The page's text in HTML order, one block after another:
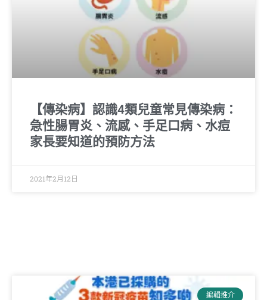
【傳染病】認識4類兒童常見傳染病：
急性腸胃炎、流感、手足口病、水痘
家長要知道的預防方法
2021年2月12日
編輯推介